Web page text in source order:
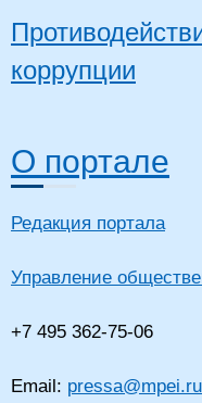
коррупции
О портале
Редакция портала
Управление
+7 495 362-75-06
Email: pressa@mpei.ru